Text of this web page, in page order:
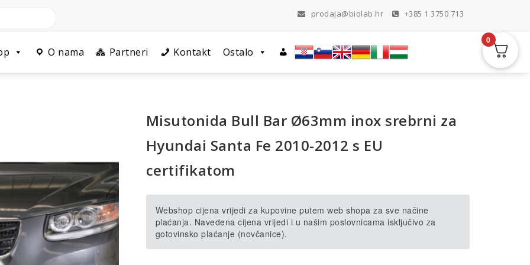
prodaja@biolab.hr +385 1 3750 713
O nama Partneri Kontakt Ostalo
Misutonida Bull Bar Ø63mm inox srebrni za
Hyundai Santa Fe 2010-2012 s EU
certifikatom
Webshop cijena vrijedi za kupovine putem web shopa za sve načine
plaćanja. Navedena cijena vrijedi i u našim poslovnicama isključivo za
gotovinsko plaćanje (novčanice).
0